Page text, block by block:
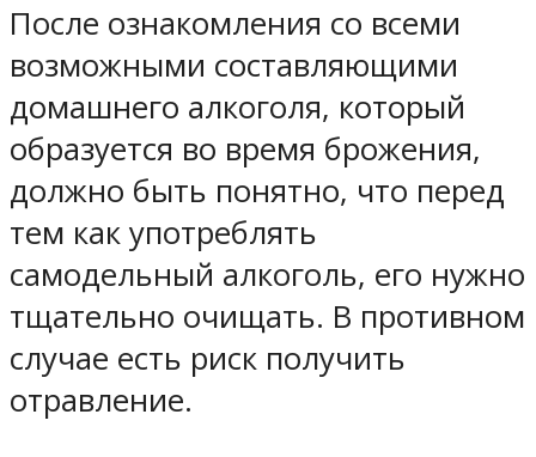
После ознакомления со всеми
возможными составляющими
домашнего алкоголя, который
образуется во время брожения,
должно быть понятно, что перед
тем как употреблять
самодельный алкоголь, его нужно
тщательно очищать. В противном
случае есть риск получить
отравление.